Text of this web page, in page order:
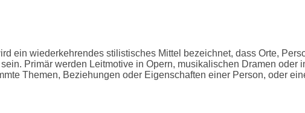
ein wiederkehrendes stilistisches Mittel bezeichnet, dass Orte,
sein. Primär werden Leitmotive in Opern, musikalischen Dramen
Themen, Beziehungen oder Eigenschaften einer Person, oder